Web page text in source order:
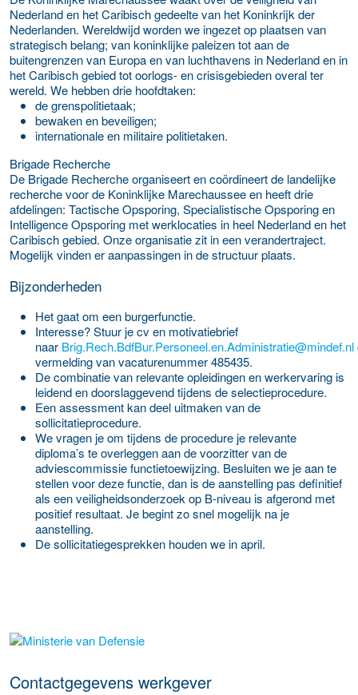
Nederland en het Caribisch gedeelte van het Koninkrijk der
Nederlanden. Wereldwijd worden we ingezet op plaatsen van
strategisch belang; van koninklijke paleizen tot aan de
buitengrenzen van Europa en van luchthavens in Nederland en in
het Caribisch gebied tot oorlogs- en crisisgebieden overal ter
wereld. We hebben drie hoofdtaken:
de grenspolitietaak;
bewaken en beveiligen;
internationale en militaire politietaken.
Brigade Recherche
De Brigade Recherche organiseert en coördineert de landelijke
recherche voor de Koninklijke Marechaussee en heeft drie
afdelingen: Tactische Opsporing, Specialistische Opsporing en
Intelligence Opsporing met werklocaties in heel Nederland en het
Caribisch gebied. Onze organisatie zit in een verandertraject.
Mogelijk vinden er aanpassingen in de structuur plaats.
Bijzonderheden
Het gaat om een burgerfunctie.
Interesse? Stuur je cv en motivatiebrief
naar Brig.Rech.BdfBur.Personeel.en.Administratie@mindef.nl
vermelding van vacaturenummer 485435.
De combinatie van relevante opleidingen en werkervaring is
leidend en doorslaggevend tijdens de selectieprocedure.
Een assessment kan deel uitmaken van de
sollicitatieprocedure.
We vragen je om tijdens de procedure je relevante
diploma’s te overleggen aan de voorzitter van de
adviescommissie functietoewijzing. Besluiten we je aan te
stellen voor deze functie, dan is de aanstelling pas definitief
als een veiligheidsonderzoek op B-niveau is afgerond met
positief resultaat. Je begint zo snel mogelijk na je
aanstelling.
De sollicitatiegesprekken houden we in april.
Meer werkgever details
Contactgegevens werkgever